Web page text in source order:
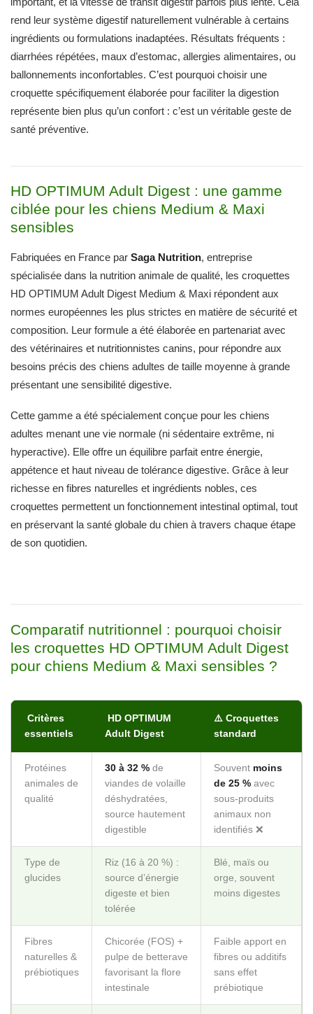
rend leur système digestif naturellement vulnérable à certains
ingrédients ou formulations inadaptées. Résultats fréquents :
diarrhées répétées, maux d’estomac, allergies alimentaires, ou
ballonnements inconfortables. C’est pourquoi choisir une
croquette spécifiquement élaborée pour faciliter la digestion
représente bien plus qu’un confort : c’est un véritable geste de
santé préventive.
HD OPTIMUM Adult Digest : une gamme
ciblée pour les chiens Medium & Maxi
sensibles
Fabriquées en France par Saga Nutrition, entreprise
spécialisée dans la nutrition animale de qualité, les croquettes
HD OPTIMUM Adult Digest Medium & Maxi répondent aux
normes européennes les plus strictes en matière de sécurité et
composition. Leur formule a été élaborée en partenariat avec
des vétérinaires et nutritionnistes canins, pour répondre aux
besoins précis des chiens adultes de taille moyenne à grande
présentant une sensibilité digestive.
Cette gamme a été spécialement conçue pour les chiens
adultes menant une vie normale (ni sédentaire extrême, ni
hyperactive). Elle offre un équilibre parfait entre énergie,
appétence et haut niveau de tolérance digestive. Grâce à leur
richesse en fibres naturelles et ingrédients nobles, ces
croquettes permettent un fonctionnement intestinal optimal, tout
en préservant la santé globale du chien à travers chaque étape
de son quotidien.
Comparatif nutritionnel : pourquoi choisir
les croquettes HD OPTIMUM Adult Digest
pour chiens Medium & Maxi sensibles ?
Critères
essentiels
HD OPTIMUM
Adult Digest
⚠️ Croquettes
standard
Protéines
animales de
qualité
30 à 32 % de
viandes de volaille
déshydratées,
source hautement
digestible
Souvent moins
de 25 % avec
sous-produits
animaux non
identifiés ❌
Type de
glucides
Riz (16 à 20 %) :
source d’énergie
digeste et bien
tolérée
Blé, maïs ou
orge, souvent
moins digestes
Fibres
naturelles &
prébiotiques
Chicorée (FOS) +
pulpe de betterave
favorisant la flore
intestinale
Faible apport en
fibres ou additifs
sans effet
prébiotique